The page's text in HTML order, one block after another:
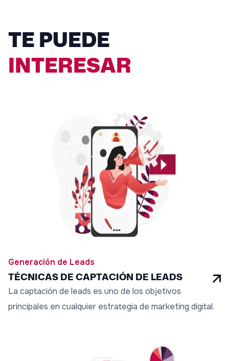
TE PUEDE
INTERESAR
Generación de Leads
TÉCNICAS DE CAPTACIÓN DE LEADS
La captación de leads es uno de los objetivos
principales en cualquier estrategia de marketing digital.